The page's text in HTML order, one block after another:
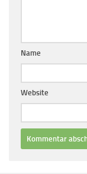
Name
Website